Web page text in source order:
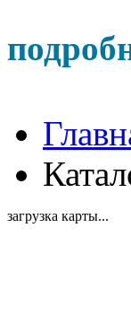
загрузка карты...